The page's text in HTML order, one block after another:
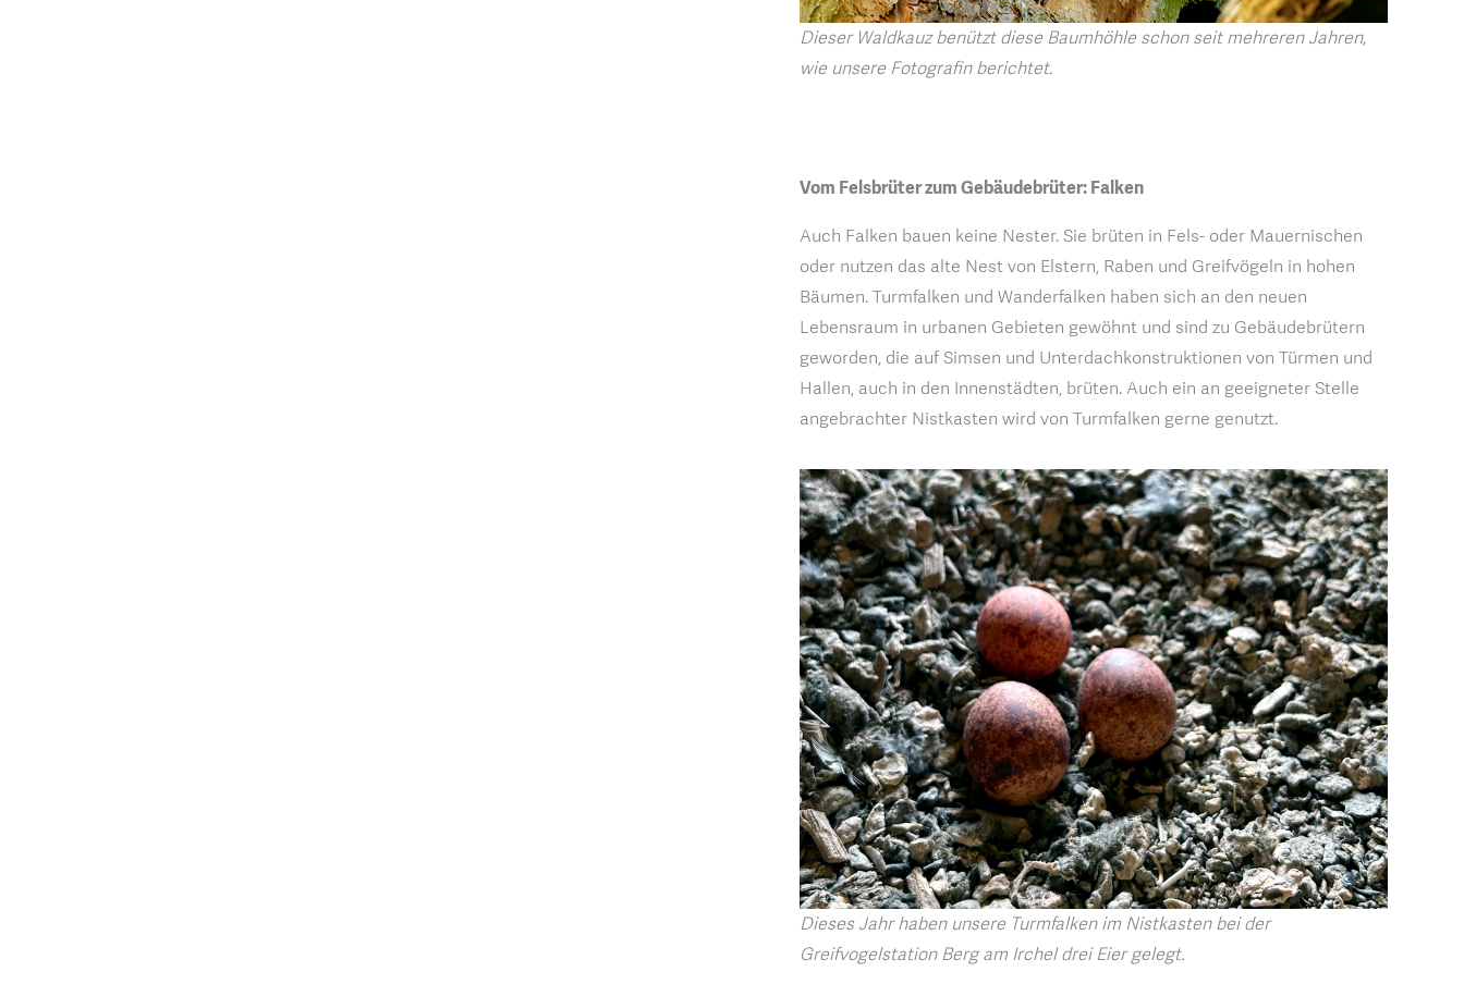
Dieser Waldkauz benützt diese Baumhöhle schon seit mehreren Jahren,
wie unsere Fotografin berichtet.
Vom Felsbrüter zum Gebäudebrüter: Falken
Auch Falken bauen keine Nester. Sie brüten in Fels- oder Mauernischen
oder nutzen das alte Nest von Elstern, Raben und Greifvögeln in hohen
Bäumen. Turmfalken und Wanderfalken haben sich an den neuen
Lebensraum in urbanen Gebieten gewöhnt und sind zu Gebäudebrütern
geworden, die auf Simsen und Unterdachkonstruktionen von Türmen und
Hallen, auch in den Innenstädten, brüten. Auch ein an geeigneter Stelle
angebrachter Nistkasten wird von Turmfalken gerne genutzt.
Dieses Jahr haben unsere Turmfalken im Nistkasten bei der
Greifvogelstation Berg am Irchel drei Eier gelegt.